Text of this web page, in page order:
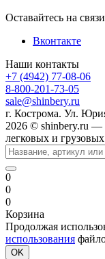
Оставайтесь на связи
Вконтакте
Наши контакты
+7 (4942) 77-08-06
8-800-201-73-05
sale@shinbery.ru
г. Кострома. Ул.
2026 © shinbery.ru —
легковых и
0
0
0
Корзина
Продолжая
использования
OK